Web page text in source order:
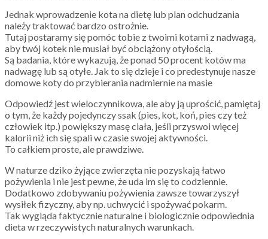
Jednak wprowadzenie kota na dietę lub plan odchudzania
należy traktować bardzo ostrożnie.
Tutaj postaramy się pomóc tobie z twoimi kotami z nadwagą,
aby twój kotek nie musiał być obciążony otyłością.
Są badania, które wykazują, że ponad 50 procent kotów ma
nadwagę lub są otyłe. Jak to się dzieje i co predestynuje nasze
domowe koty do przybierania nadmiernie na masie
Odpowiedź jest wieloczynnikowa, ale aby ją uprościć, pamiętaj
o tym, że każdy pojedynczy ssak (pies, kot, koń, pies czy też
człowiek itp.) powiększy masę ciała, jeśli przyswoi więcej
kalorii niż ich się spali w czasie swojej aktywności.
To całkiem proste, ale prawdziwe.
W naturze dziko żyjące zwierzęta nie pozyskają łatwo
pożywienia i nie jest pewne, że uda im się to codziennie.
Dodatkowo zdobywaniu pożywienia zawsze towarzyszył
wysiłek fizyczny, aby np. uchwycić i spożywać pokarm.
Tak wygląda faktycznie naturalne i biologicznie odpowiednia
dieta w rzeczywistych naturalnych warunkach.